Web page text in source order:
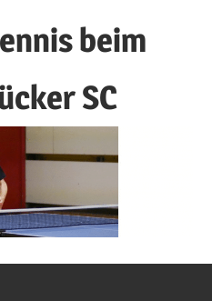
beim
SC